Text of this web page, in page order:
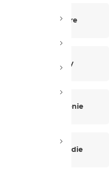
Bike okuliare
Bike batohy
Bike oblečenie
Servis, náradie